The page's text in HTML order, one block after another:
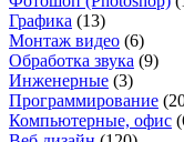
Графика (13)
Монтаж видео (6)
Обработка звука (9)
Инженерные (3)
Программирование
Компьютерные, офис